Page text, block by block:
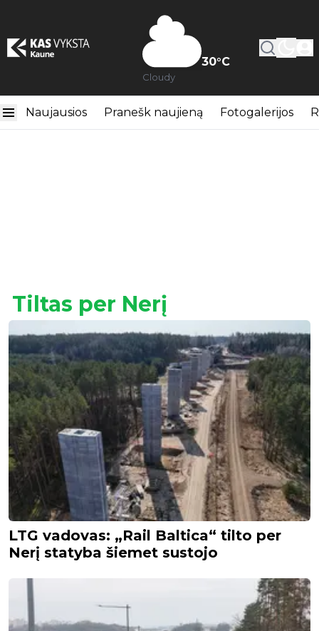
30°C
Cloudy
Naujausios Pranešk naujieną Fotogalerijos
Tiltas per Nerį
LTG vadovas: „Rail Baltica“ tilto per
Nerį statyba šiemet sustojo